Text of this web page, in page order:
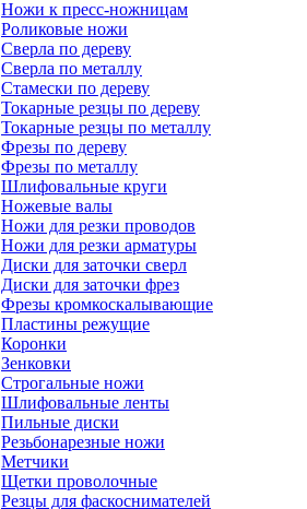
Ножи к пресс-ножницам
Роликовые ножи
Сверла по дереву
Сверла по металлу
Стамески по дереву
Токарные резцы по дереву
Токарные резцы по металлу
Фрезы по дереву
Фрезы по металлу
Шлифовальные круги
Ножевые валы
Ножи для резки проводов
Ножи для резки арматуры
Диски для заточки сверл
Диски для заточки фрез
Фрезы кромкоскалывающие
Пластины режущие
Коронки
Зенковки
Строгальные ножи
Шлифовальные ленты
Пильные диски
Резьбонарезные ножи
Метчики
Щетки проволочные
Резцы для фаскоснимателей